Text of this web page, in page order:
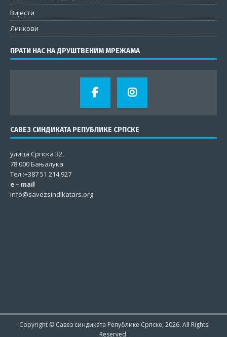
Вијести
Линкови
ПРАТИ НАС НА ДРУШТВЕНИМ МРЕЖАМА
САВЕЗ СИНДИКАТА РЕПУБЛИКЕ СРПСКЕ
улица Српска 32,
78 000 Бањалука
Тел.:+387 51 214 927
e – mail
info@savezsindikatars.org
Copyright © Савез синдиката Републике Српске, 2026. All Rights
Reserved.